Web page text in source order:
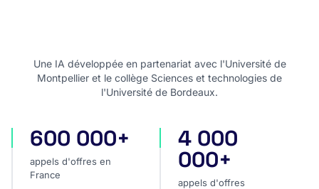
Une IA développée en partenariat avec l'Université de
Montpellier et le collège Sciences et technologies de
l'Université de Bordeaux.
appels d'offres en France
600 000+
appels d'offres en
France
appels d'offres
4 000
000+
appels d'offres